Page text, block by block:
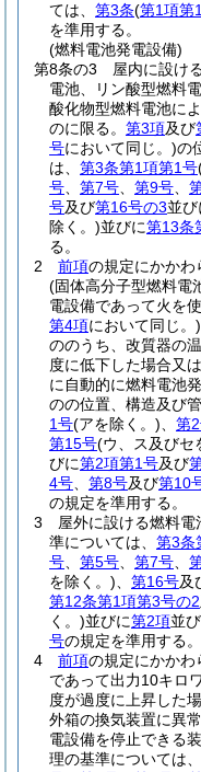
ては、 第3条(第1項第
を準用する。
(燃料電池発電設備)
第8条の3
屋内に設け
電池、リン酸型燃料
酸化物型燃料電池に
のに限る。 第3項及び
号において同じ。)の
は、 第3条第1項第1号
号
第7号 第9号
号及び第16号の3並び
除く。)並びに第13条
る。
2
前項の規定にかかわ
(固体高分子型燃料電
電設備であって火を
第4項において同じ。)
ののうち、改質器の
度に低下した場合又
に自動的に燃料電池
のの位置、構造及び
1号(アを除く。) 第
第15号(ウ、ス及びセ
びに第2項第1号及び
4号
第8号及び第10
の規定を準用する。
3
屋外に設ける燃料
準については、 第3条
号
第5号 第7号
を除く。)
第16号及
第12条第1項第3号の2
く。)並びに第2項並
号の規定を準用する。
4
前項の規定にかかわ
であって出力10キロ
度が過度に上昇した
外箱の換気装置に異
電設備を停止できる
理の基準については、